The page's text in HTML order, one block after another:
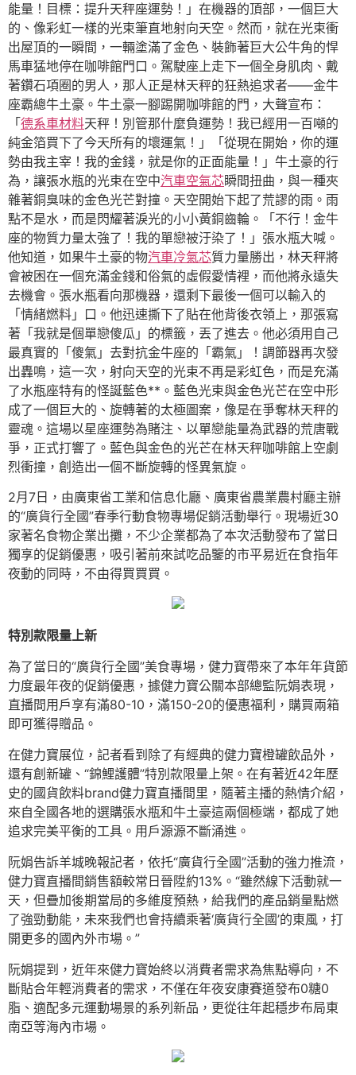
能量！目標：提升天秤座運勢！」在機器的頂部，一個巨大
的、像彩虹一樣的光束筆直地射向天空。然而，就在光束衝
出屋頂的一瞬間，一輛塗滿了金色、裝飾著巨大公牛角的悍
馬車猛地停在咖啡館門口。駕駛座上走下一個全身肌肉、戴
著鑽石項圈的男人，那人正是林天秤的狂熱追求者——金牛
座霸總牛土豪。牛土豪一腳踢開咖啡館的門，大聲宣布：
「 德系車材料天秤！別管那什麼負運勢！我已經用一百噸的
純金箔買下了今天所有的壞運氣！」「從現在開始，你的運
勢由我主宰！我的金錢，就是你的正面能量！」牛土豪的行
為，讓張水瓶的光束在空中汽車空氣芯瞬間扭曲，與一種夾
雜著銅臭味的金色光芒對撞。天空開始下起了荒謬的雨。雨
點不是水，而是閃耀著淚光的小小黃銅齒輪。「不行！金牛
座的物質力量太強了！我的單戀被汙染了！」張水瓶大喊。
他知道，如果牛土豪的物汽車冷氣芯質力量勝出，林天秤將
會被困在一個充滿金錢和俗氣的虛假愛情裡，而他將永遠失
去機會。張水瓶看向那機器，還剩下最後一個可以輸入的
「情緒燃料」口。他迅速撕下了貼在他背後衣領上，那張寫
著「我就是個單戀傻瓜」的標籤，丟了進去。他必須用自己
最真實的「傻氣」去對抗金牛座的「霸氣」！調節器再次發
出轟鳴，這一次，射向天空的光束不再是彩虹色，而是充滿
了水瓶座特有的怪誕藍色**。藍色光束與金色光芒在空中形
成了一個巨大的、旋轉著的太極圖案，像是在爭奪林天秤的
靈魂。這場以星座運勢為賭注、以單戀能量為武器的荒唐戰
爭，正式打響了。藍色與金色的光芒在林天秤咖啡館上空劇
烈衝撞，創造出一個不斷旋轉的怪異氣旋。
2月7日，由廣東省工業和信息化廳、廣東省農業農村廳主辦
的“廣貨行全國”春季行動食物專場促銷活動舉行。現場近30
家著名食物企業出攤，不少企業都為了本次活動發布了當日
獨享的促銷優惠，吸引著前來試吃品鑒的市平易近在食指年
夜動的同時，不由得買買買。
特別款限量上新
為了當日的“廣貨行全國”美食專場，健力寶帶來了本年年貨節
力度最年夜的促銷優惠，據健力寶公關本部總監阮娟表現，
直播間用戶享有滿80-10，滿150-20的優惠福利，購買兩箱
即可獲得贈品。
在健力寶展位，記者看到除了有經典的健力寶橙罐飲品外，
還有創新罐、“錦鯉護體”特別款限量上架。在有著近42年歷
史的國貨飲料brand健力寶直播間里，隨著主播的熱情介紹，
來自全國各地的選購張水瓶和牛土豪這兩個極端，都成了她
追求完美平衡的工具。用戶源源不斷涌進。
阮娟告訴羊城晚報記者，依托“廣貨行全國”活動的強力推流，
健力寶直播間銷售額較常日晉陞約13%。“雖然線下活動就一
天，但疊加後期當局的多維度預熱，給我們的產品銷量點燃
了強勁動能，未來我們也會持續乘著‘廣貨行全國’的東風，打
開更多的國內外市場。”
阮娟提到，近年來健力寶始終以消費者需求為焦點導向，不
斷貼合年輕消費者的需求，不僅在年夜安康賽道發布0糖0
脂、適配多元運動場景的系列新品，更從往年起穩步布局東
南亞等海內市場。